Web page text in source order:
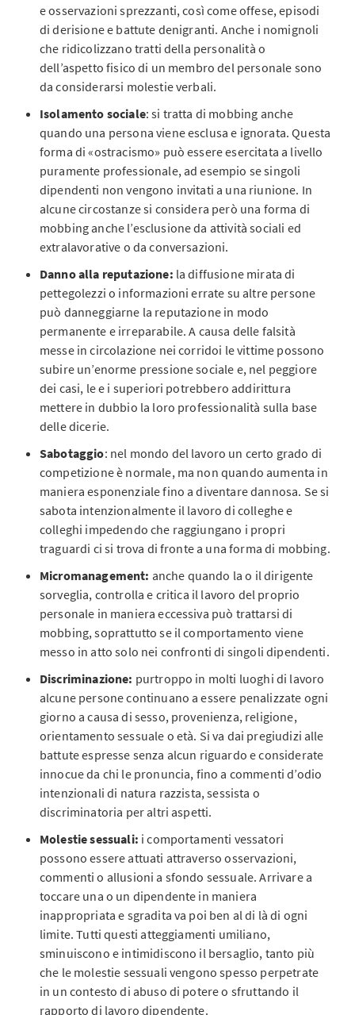
e osservazioni sprezzanti, così come offese, episodi
di derisione e battute denigranti. Anche i nomignoli
che ridicolizzano tratti della personalità o
dell’aspetto fisico di un membro del personale sono
da considerarsi molestie verbali.
Isolamento sociale: si tratta di mobbing anche
quando una persona viene esclusa e ignorata. Questa
forma di «ostracismo» può essere esercitata a livello
puramente professionale, ad esempio se singoli
dipendenti non vengono invitati a una riunione. In
alcune circostanze si considera però una forma di
mobbing anche l’esclusione da attività sociali ed
extralavorative o da conversazioni.
Danno alla reputazione: la diffusione mirata di
pettegolezzi o informazioni errate su altre persone
può danneggiarne la reputazione in modo
permanente e irreparabile. A causa delle falsità
messe in circolazione nei corridoi le vittime possono
subire un’enorme pressione sociale e, nel peggiore
dei casi, le e i superiori potrebbero addirittura
mettere in dubbio la loro professionalità sulla base
delle dicerie.
Sabotaggio: nel mondo del lavoro un certo grado di
competizione è normale, ma non quando aumenta in
maniera esponenziale fino a diventare dannosa. Se si
sabota intenzionalmente il lavoro di colleghe e
colleghi impedendo che raggiungano i propri
traguardi ci si trova di fronte a una forma di mobbing.
Micromanagement: anche quando la o il dirigente
sorveglia, controlla e critica il lavoro del proprio
personale in maniera eccessiva può trattarsi di
mobbing, soprattutto se il comportamento viene
messo in atto solo nei confronti di singoli dipendenti.
Discriminazione: purtroppo in molti luoghi di lavoro
alcune persone continuano a essere penalizzate ogni
giorno a causa di sesso, provenienza, religione,
orientamento sessuale o età. Si va dai pregiudizi alle
battute espresse senza alcun riguardo e considerate
innocue da chi le pronuncia, fino a commenti d’odio
intenzionali di natura razzista, sessista o
discriminatoria per altri aspetti.
Molestie sessuali: i comportamenti vessatori
possono essere attuati attraverso osservazioni,
commenti o allusioni a sfondo sessuale. Arrivare a
toccare una o un dipendente in maniera
inappropriata e sgradita va poi ben al di là di ogni
limite. Tutti questi atteggiamenti umiliano,
sminuiscono e intimidiscono il bersaglio, tanto più
che le molestie sessuali vengono spesso perpetrate
in un contesto di abuso di potere o sfruttando il
rapporto di lavoro dipendente.